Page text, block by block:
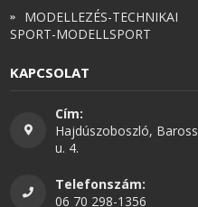
MODELLEZÉS-TECHNIKAI
SPORT-MODELLSPORT
KAPCSOLAT
Cím:
Hajdúszoboszló, Baross
u. 4.
Telefonszám:
06 70 298-1356